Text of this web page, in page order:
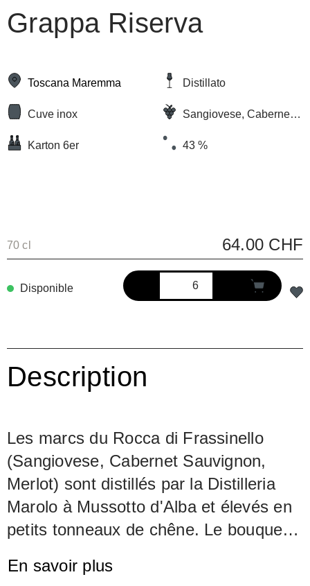
Grappa Riserva
Toscana Maremma Distillato
Cuve inox
Sangiovese, Cabernet
Karton 6er
43 %
70 cl 64.00 CHF
Disponible
Description
Les marcs du Rocca di Frassinello
(Sangiovese, Cabernet Sauvignon,
Merlot) sont distillés par la Distilleria
Marolo à Mussotto d'Alba et élevés en
petits tonneaux de chêne. Le bouquet
transparaît. Au palais, l’eau-de-vie est
En savoir plus